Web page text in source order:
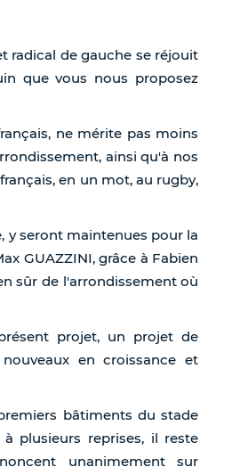
radical de gauche se réjouit
que vous nous proposez
ne mérite pas moins
ainsi qu'à nos
en un mot, au rugby,
y seront maintenues pour la
GUAZZINI, grâce à Fabien
sûr de l'arrondissement où
projet, un projet de
en croissance et
bâtiments du stade
plusieurs reprises, il reste
unanimement sur